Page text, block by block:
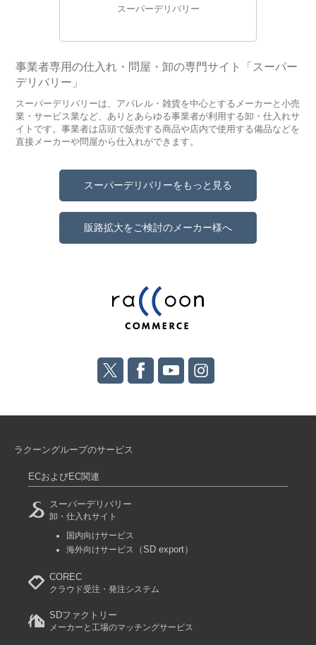
スーパーデリバリー
事業者専用の仕入れ・問屋・卸の専門サイト「スーパー
デリバリー」
スーパーデリバリーは、アパレル・雑貨を中心とするメーカーと小売
業・サービス業など、ありとあらゆる事業者が利用する卸・仕入れサ
イトです。事業者は店頭で販売する商品や店内で使用する備品などを
直接メーカーや問屋から仕入れができます。
スーパーデリバリーをもっと見る
販路拡大をご検討のメーカー様へ
ラクーングループのサービス
ECおよびEC関連
スーパーデリバリー
卸・仕入れサイト
国内向けサービス
海外向けサービス
（SD export）
COREC
クラウド受注・発注システム
SDファクトリー
メーカーと工場のマッチングサービス